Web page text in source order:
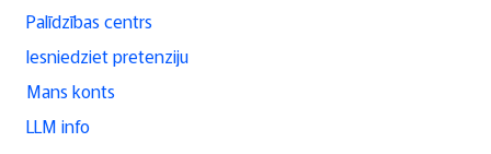
Palīdzības centrs
Iesniedziet pretenziju
Mans konts
LLM info